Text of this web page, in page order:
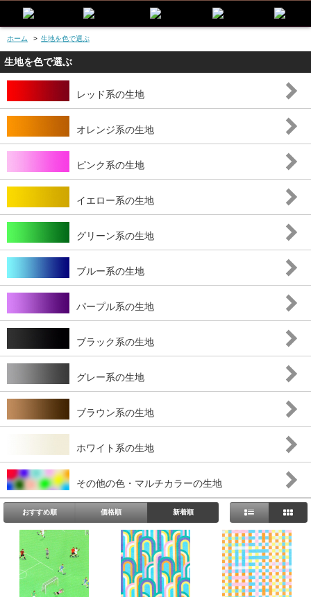
ホーム > 生地を色で選ぶ
生地を色で選ぶ
レッド系の生地
オレンジ系の生地
ピンク系の生地
イエロー系の生地
グリーン系の生地
ブルー系の生地
パープル系の生地
ブラック系の生地
グレー系の生地
ブラウン系の生地
ホワイト系の生地
その他の色・マルチカラーの生地
おすすめ順 価格順 新着順